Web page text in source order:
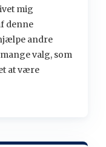
mig
denne
andre
valg, som
at være